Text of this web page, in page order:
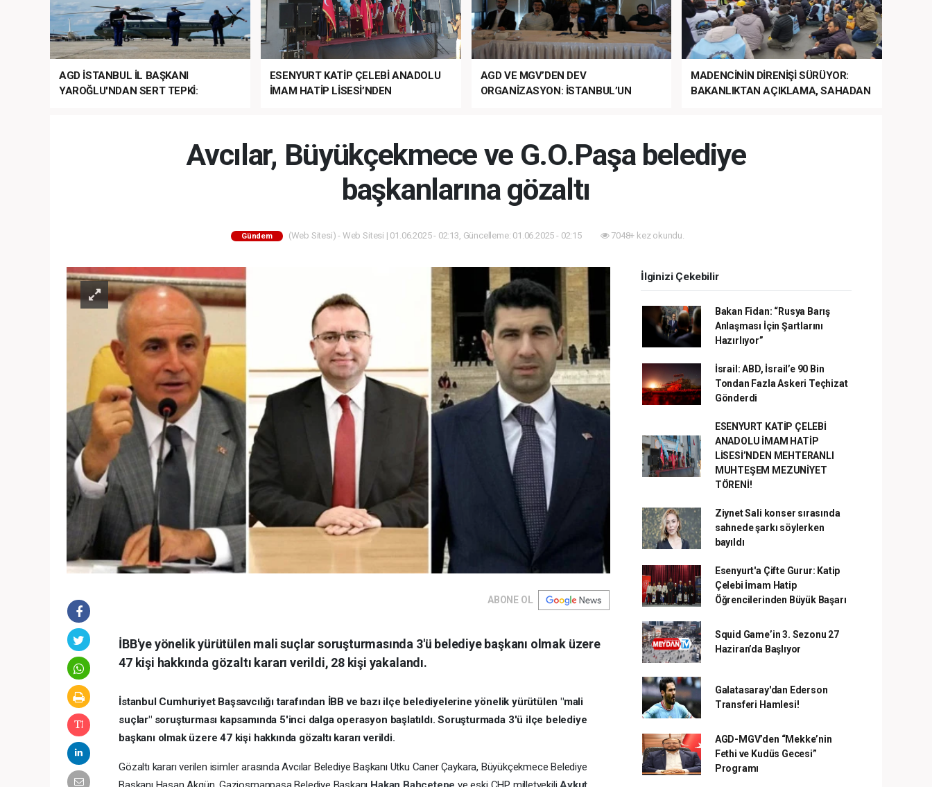
AGD İSTANBUL İL BAŞKANI
YAROĞLU'NDAN SERT TEPKİ:
ESENYURT KATİP ÇELEBİ ANADOLU
İMAM HATİP LİSESİ’NDEN
AGD VE MGV’DEN DEV
ORGANİZASYON: İSTANBUL’UN
MADENCİNİN DİRENİŞİ SÜRÜYOR:
BAKANLIKTAN AÇIKLAMA, SAHADAN
Avcılar, Büyükçekmece ve G.O.Paşa belediye
başkanlarına gözaltı
Gündem (Web Sitesi) - Web Sitesi | 01.06.2025 - 02:13, Güncelleme: 01.06.2025 - 02:15 7048+ kez okundu.
ABONE OL
İBB'ye yönelik yürütülen mali suçlar soruşturmasında 3'ü belediye başkanı olmak üzere
47 kişi hakkında gözaltı kararı verildi, 28 kişi yakalandı.
İstanbul Cumhuriyet Başsavcılığı tarafından İBB ve bazı ilçe belediyelerine yönelik yürütülen "mali
suçlar" soruşturması kapsamında 5'inci dalga operasyon başlatıldı. Soruşturmada 3'ü ilçe belediye
başkanı olmak üzere 47 kişi hakkında gözaltı kararı verildi.
Gözaltı kararı verilen isimler arasında Avcılar Belediye Başkanı Utku Caner Çaykara, Büyükçekmece Belediye
İlginizi Çekebilir
Bakan Fidan: “Rusya Barış
Anlaşması İçin Şartlarını
Hazırlıyor”
İsrail: ABD, İsrail’e 90 Bin
Tondan Fazla Askeri Teçhizat
Gönderdi
ESENYURT KATİP ÇELEBİ
ANADOLU İMAM HATİP
LİSESİ’NDEN MEHTERANLI
MUHTEŞEM MEZUNİYET
TÖRENİ!
Ziynet Sali konser sırasında
sahnede şarkı söylerken
bayıldı
Esenyurt'a Çifte Gurur: Katip
Çelebi İmam Hatip
Öğrencilerinden Büyük Başarı
Squid Game’in 3. Sezonu 27
Haziran’da Başlıyor
Galatasaray'dan Ederson
Transferi Hamlesi!
AGD-MGV’den “Mekke’nin
Fethi ve Kudüs Gecesi”
Programı